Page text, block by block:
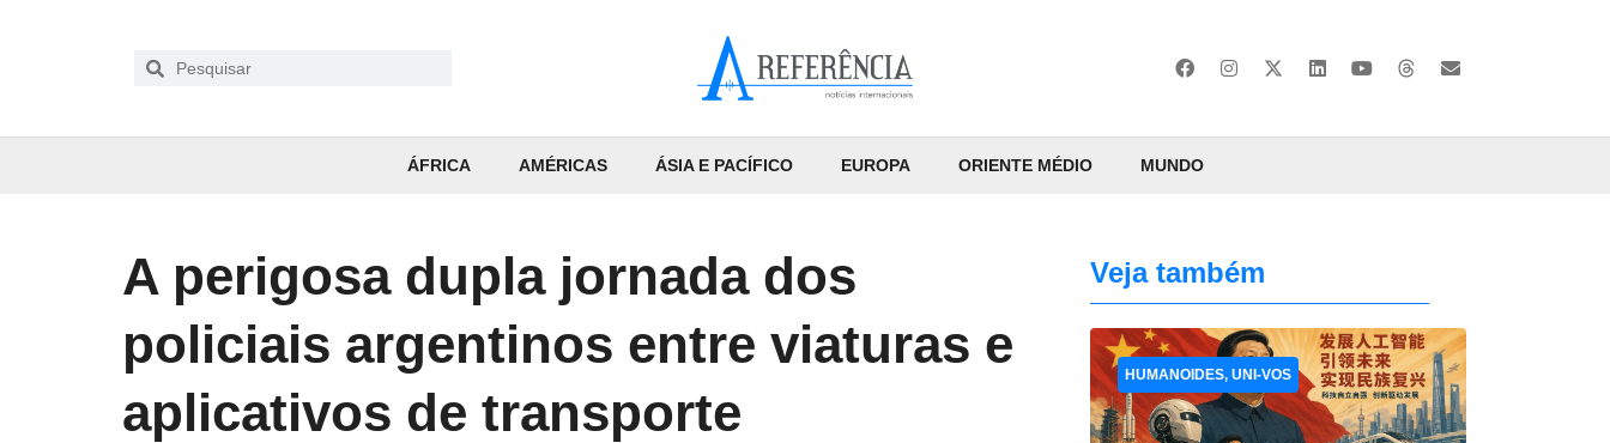
ÁFRICA AMÉRICAS ÁSIA E PACÍFICO EUROPA ORIENTE MÉDIO MUNDO
A perigosa dupla jornada dos
policiais argentinos entre viaturas e
aplicativos de transporte
Veja também
HUMANOIDES, UNI-VOS